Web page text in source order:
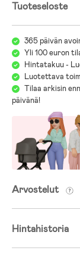
Tuoteseloste
365 päivän
Yli 100 euron
Hintatakuu -
Luotettava
Tilaa arkisin
päivänä!
Arvostelut
Hintahistoria